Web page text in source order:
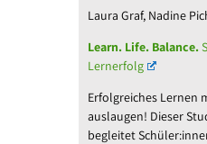
Laura Graf, Nadine
Learn. Life. Balance.
Lernerfolg
Erfolgreiches Lernen
auslaugen! Dieser
begleitet